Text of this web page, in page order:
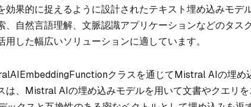
効果的に捉えるように設計されたテキスト埋め込みモデ
、自然言語理解、文脈認識アプリケーションなどのタス
用した幅広いソリューションに適しています。
クラスを通じてMistral AIの埋め
は、Mistral AIの埋め込みモデルを用いて文書やクエリを